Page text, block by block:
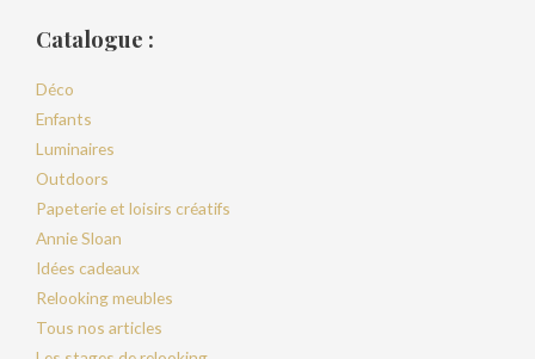
Catalogue :
Déco
Enfants
Luminaires
Outdoors
Papeterie et loisirs créatifs
Annie Sloan
Idées cadeaux
Relooking meubles
Tous nos articles